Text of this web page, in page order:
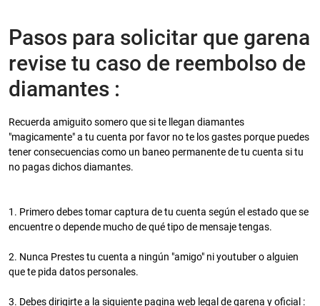
Pasos para solicitar que garena
revise tu caso de reembolso de
diamantes :
Recuerda amiguito somero que si te llegan diamantes
"magicamente" a tu cuenta por favor no te los gastes porque puedes
tener consecuencias como un baneo permanente de tu cuenta si tu
no pagas dichos diamantes.
1. Primero debes tomar captura de tu cuenta según el estado que se
encuentre o depende mucho de qué tipo de mensaje tengas.
2. Nunca Prestes tu cuenta a ningún "amigo" ni youtuber o alguien
que te pida datos personales.
3. Debes dirigirte a la siguiente pagina web legal de garena y oficial :